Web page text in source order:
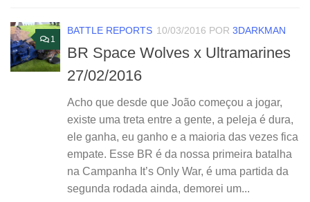
1
BATTLE REPORTS 10/03/2016 POR 3DARKMAN
BR Space Wolves x Ultramarines
27/02/2016
Acho que desde que João começou a jogar,
existe uma treta entre a gente, a peleja é dura,
ele ganha, eu ganho e a maioria das vezes fica
empate. Esse BR é da nossa primeira batalha
na Campanha It’s Only War, é uma partida da
segunda rodada ainda, demorei um...